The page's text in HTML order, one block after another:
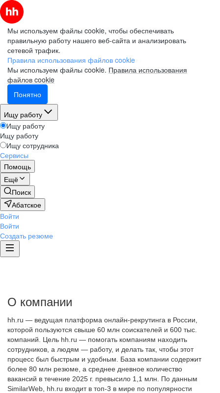
Мы используем файлы cookie, чтобы обеспечивать
правильную работу нашего веб-сайта и анализировать
сетевой трафик.
Правила использования файлов cookie
Мы используем файлы cookie. Правила использования
файлов cookie
Понятно
Ищу работу
Ищу работу
Ищу работу
Ищу сотрудника
Сервисы
Помощь
Ещё
Поиск
Абатское
Войти
Войти
Создать резюме
О компании
hh.ru — ведущая платформа онлайн-рекрутинга в России,
которой пользуются свыше 60 млн соискателей и 600 тыс.
компаний. Цель hh.ru — помогать компаниям находить
сотрудников, а людям — работу, и делать так, чтобы этот
процесс был быстрым и удобным. База компании содержит
более 80 млн резюме, а среднее дневное количество
вакансий в течение 2025 г. превысило 1,1 млн. По данным
SimilarWeb, hh.ru входит в топ-3 в мире по популярности